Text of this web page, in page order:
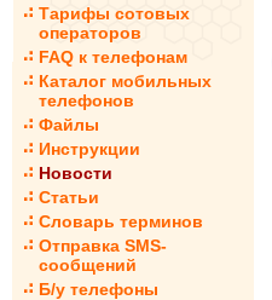
Тарифы сотовых
операторов
FAQ к телефонам
Каталог мобильных
телефонов
Файлы
Инструкции
Новости
Статьи
Словарь терминов
Отправка SMS-
сообщений
Б/у телефоны